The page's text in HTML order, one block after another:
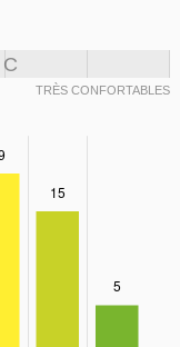
C
TRÈS CONFORTABLES